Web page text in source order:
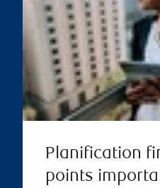
Planification
points